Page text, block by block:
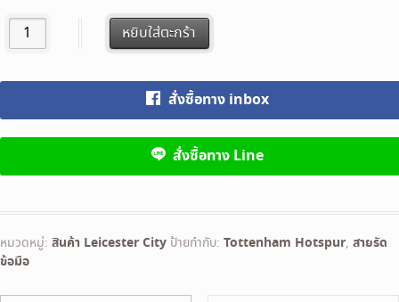
Leicester City FC สายรัดข้อมือ ซิลิโคน เลสเตอร์ ซิตี้ quantity
หยิบใส่ตะกร้า
สั่งซื้อทาง inbox
สั่งซื้อทาง Line
หมวดหมู่: สินค้า Leicester City ป้ายกำกับ: Tottenham Hotspur, สายรัด
ข้อมือ